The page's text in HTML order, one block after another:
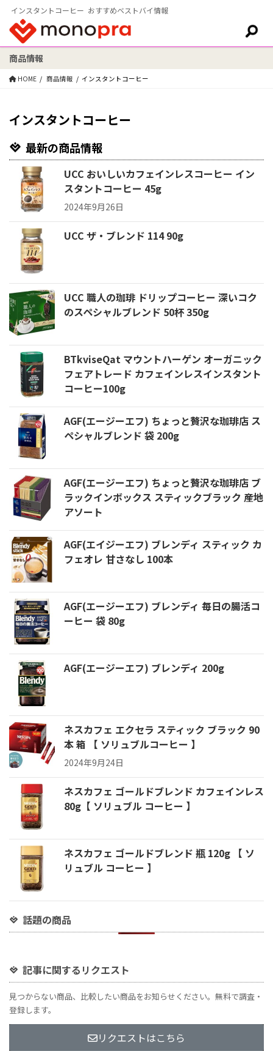
インスタントコーヒー おすすめベストバイ情報
検索:
商品情報
HOME 商品情報 インスタントコーヒー
インスタントコーヒー
最新の商品情報
UCC おいしいカフェインレスコーヒー イン
スタントコーヒー 45g
2024年9月26日
UCC ザ・ブレンド 114 90g
UCC 職人の珈琲 ドリップコーヒー 深いコク
のスペシャルブレンド 50杯 350g
BTkviseQat マウントハーゲン オーガニック
フェアトレード カフェインレスインスタント
コーヒー100g
AGF(エージーエフ) ちょっと贅沢な珈琲店 ス
ペシャルブレンド 袋 200g
AGF(エージーエフ) ちょっと贅沢な珈琲店 ブ
ラックインボックス スティックブラック 産地
アソート
AGF(エイジーエフ) ブレンディ スティック カ
フェオレ 甘さなし 100本
AGF(エージーエフ) ブレンディ 毎日の腸活コ
ーヒー 袋 80g
AGF(エージーエフ) ブレンディ 200g
ネスカフェ エクセラ スティック ブラック 90
本 箱 【 ソリュブルコーヒー 】
2024年9月24日
ネスカフェ ゴールドブレンド カフェインレス
80g【 ソリュブル コーヒー 】
ネスカフェ ゴールドブレンド 瓶 120g 【 ソ
リュブル コーヒー 】
話題の商品
記事に関するリクエスト
見つからない商品、比較したい商品をお知らせください。無料で調査・
登録します。
リクエストはこちら